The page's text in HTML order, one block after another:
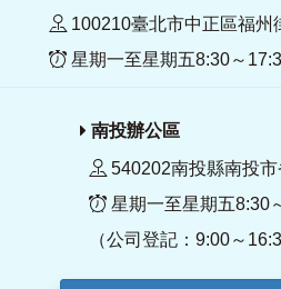
100210臺北市中正區福州
星期一至星期五8:30～
南投辦公區
540202南投縣南投
星期一至星期五8:30
（公司登記：9:00～